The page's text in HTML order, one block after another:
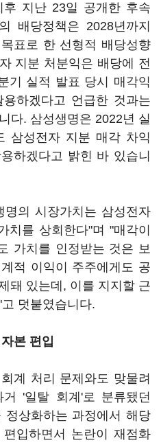
지난 23일 공개한 후속
배당정책은 2028년까지
표로 한 선형적 배당성향
지분 처분익은 배당에 전
기 실적 발표 당시 매각익
하겠다고 언급한 것과는
다. 삼성생명은 2022년 실
삼성전자 지분 매각 차익
하겠다고 밝힌 바 있습니
명의 시장가치는 삼성전자
치를 상회한다"며 "매각이
가치를 인정받는 것은 보
적 이익이 주주에게도 공
돼 있는데, 이를 지지할 근
덧붙였습니다.
본 편입
계 처리 문제와도 맞물려
'일탈 회계'로 분류됐던
상화하는 과정에서 해당
입하면서 논란이 재점화